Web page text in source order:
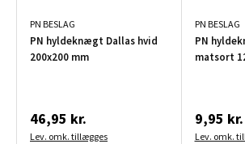
PN BESLAG
PN hyldeknægt Dallas hvid
200x200 mm
46,95 kr.
Lev. omk. tillægges
PN BESLAG
PN
matsort
9,95 kr.
Lev. omk.